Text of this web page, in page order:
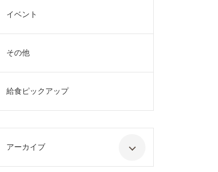
イベント
その他
給食ピックアップ
アーカイブ